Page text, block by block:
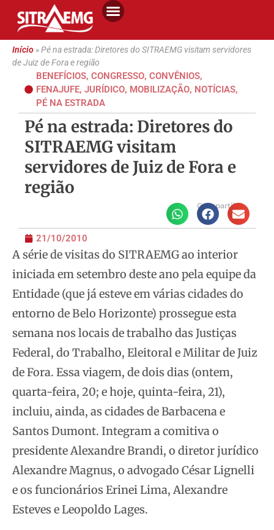
Início»Pé na estrada: Diretores do SITRAEMG visitam servidores
de Juiz de Fora e região
BENEFÍCIOS, CONGRESSO, CONVÊNIOS,
FENAJUFE, JURÍDICO, MOBILIZAÇÃO, NOTÍCIAS,
PÉ NA ESTRADA
Pé na estrada: Diretores do
SITRAEMG visitam
servidores de Juiz de Fora e
região
Compartilhe
21/10/2010
A série de visitas do SITRAEMG ao interior
iniciada em setembro deste ano pela equipe da
Entidade (que já esteve em várias cidades do
entorno de Belo Horizonte) prossegue esta
semana nos locais de trabalho das Justiças
Federal, do Trabalho, Eleitoral e Militar de Juiz
de Fora. Essa viagem, de dois dias (ontem,
quarta-feira, 20; e hoje, quinta-feira, 21),
incluiu, ainda, as cidades de Barbacena e
Santos Dumont. Integram a comitiva o
presidente Alexandre Brandi, o diretor jurídico
Alexandre Magnus, o advogado César Lignelli
e os funcionários Erinei Lima, Alexandre
Esteves e Leopoldo Lages.